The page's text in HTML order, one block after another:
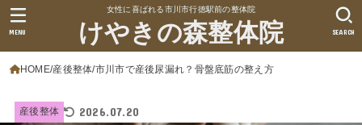
女性に喜ばれる市川市行徳駅前の整体院
けやきの森整体院 SEARCH
MENU
HOME 産後整体 市川市で産後尿漏れ？骨盤底筋の整え方
産後整体 2026.07.20